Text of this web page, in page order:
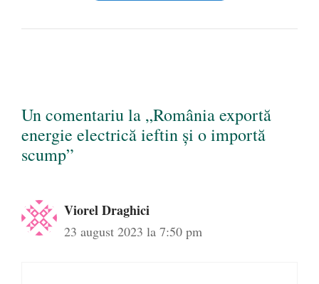
Un comentariu la „România exportă
energie electrică ieftin și o importă
scump”
Viorel Draghici
23 august 2023 la 7:50 pm